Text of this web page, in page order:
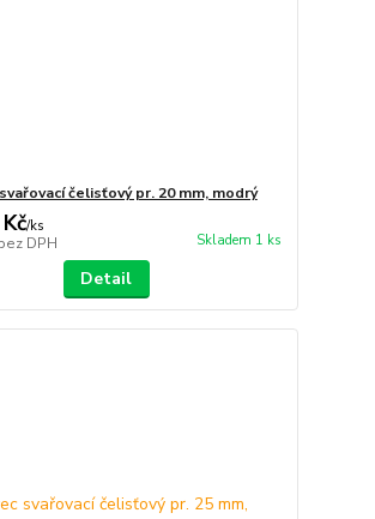
čelisťový pr. 20 mm, modrý
/ks
DPH Skladem 1 ks
Detail